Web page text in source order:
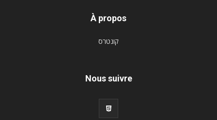
À propos
קונטרס
Nous suivre